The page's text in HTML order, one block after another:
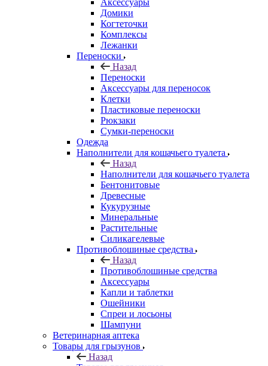
Аксессуары
Домики
Когтеточки
Комплексы
Лежанки
Переноски
Назад
Переноски
Аксессуары для переносок
Клетки
Пластиковые переноски
Рюкзаки
Сумки-переноски
Одежда
Наполнители для кошачьего туалета
Назад
Наполнители для кошачьего туалета
Бентонитовые
Древесные
Кукурузные
Минеральные
Растительные
Силикагелевые
Противоблошиные средства
Назад
Противоблошиные средства
Аксессуары
Капли и таблетки
Ошейники
Спреи и лосьоны
Шампуни
Ветеринарная аптека
Товары для грызунов
Назад